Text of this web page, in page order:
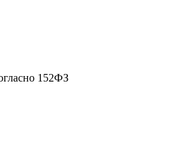
152ФЗ